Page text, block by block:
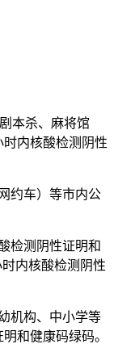
本杀、麻将馆
时内核酸检测阴性
约车）等市内公
检测阴性证明和
内核酸检测阴性
机构、中小学等
和健康码绿码。